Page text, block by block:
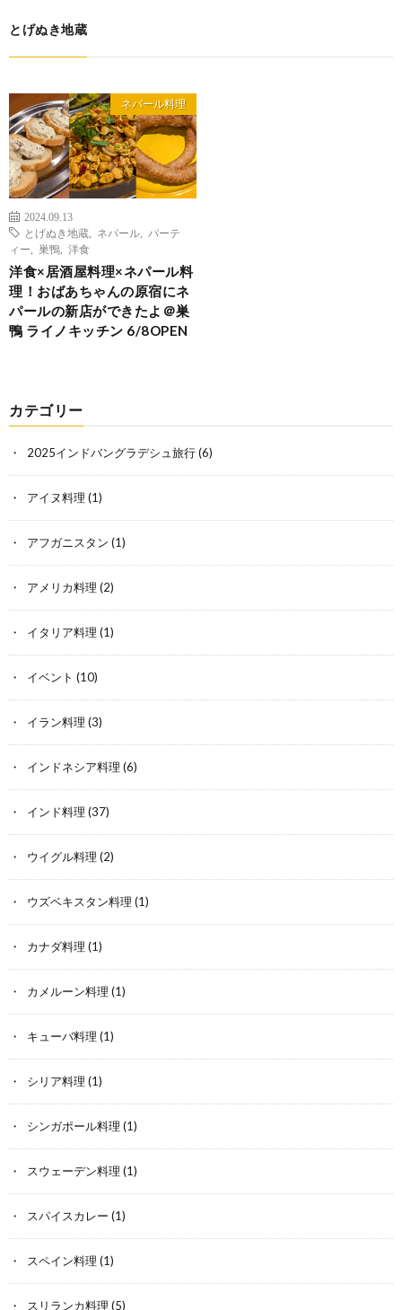
とげぬき地蔵
ネパール料理
2024.09.13
とげぬき地蔵
ネパール
パーテ
ィー
巣鴨 洋食
洋食×居酒屋料理×ネパール料
理！おばあちゃんの原宿にネ
パールの新店ができたよ＠巣
鴨 ライノキッチン 6/8OPEN
カテゴリー
2025インドバングラデシュ旅行(6)
アイヌ料理 (1)
アフガニスタン (1)
アメリカ料理 (2)
イタリア料理 (1)
イベント (10)
イラン料理 (3)
インドネシア料理 (6)
インド料理 (37)
ウイグル料理 (2)
ウズベキスタン料理 (1)
カナダ料理 (1)
カメルーン料理 (1)
キューバ料理 (1)
シリア料理 (1)
シンガポール料理 (1)
スウェーデン料理 (1)
スパイスカレー (1)
スペイン料理 (1)
スリランカ料理 (5)